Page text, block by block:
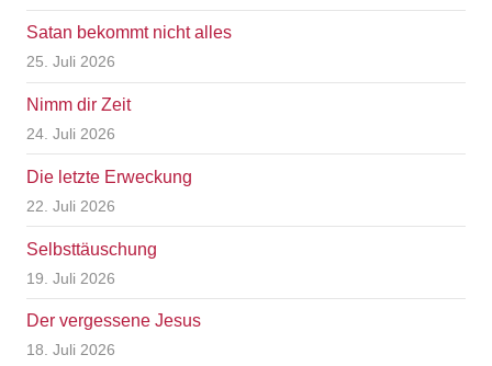
Satan bekommt nicht alles
25. Juli 2026
Nimm dir Zeit
24. Juli 2026
Die letzte Erweckung
22. Juli 2026
Selbsttäuschung
19. Juli 2026
Der vergessene Jesus
18. Juli 2026